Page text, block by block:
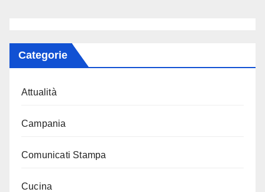
Categorie
Attualità
Campania
Comunicati Stampa
Cucina